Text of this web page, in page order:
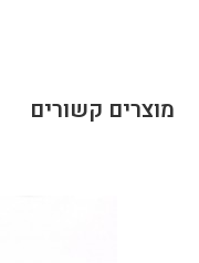
מוצרים קשורים